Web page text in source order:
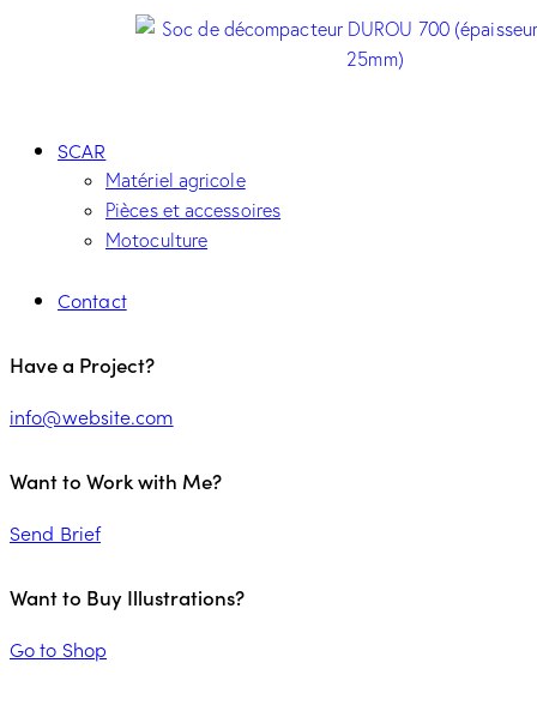
SCAR
Matériel agricole
Pièces et accessoires
Motoculture
Contact
Have a Project?
info@website.com
Want to Work with Me?
Send Brief
Want to Buy Illustrations?
Go to Shop